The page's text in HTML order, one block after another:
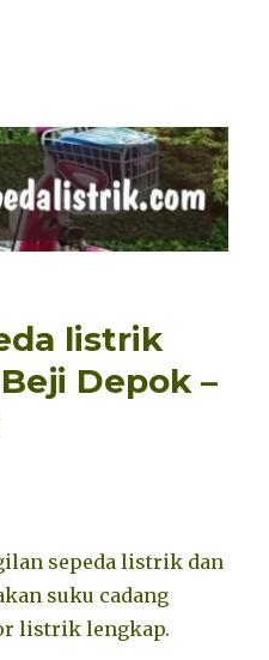
listrik
Depok –
sepeda listrik dan
suku cadang
listrik lengkap.